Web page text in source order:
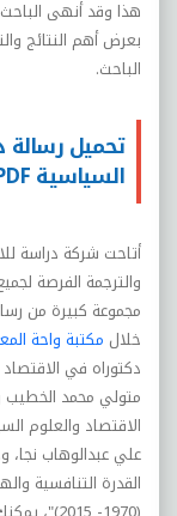
هذا وقد أنهى
بعرض أهم النتائج
الباحث.
تحميل رسالة
السياسية PDF
أتاحت شركة دراسة
والترجمة الفرصة
مجموعة كبيرة من
خلال مكتبة واحة
دكتوراه في
متولي محمد الخطيب
الاقتصاد والعلوم
علي عبدالوهاب نجا،
القدرة التنافسية